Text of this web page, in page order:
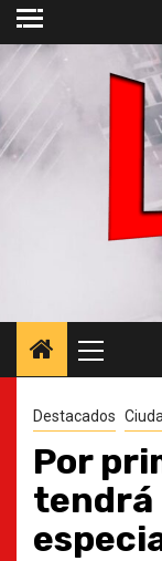
Saltar
contenido
principal
Destacados
Por
tendrá